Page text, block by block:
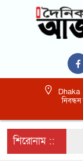
Dhaka
শিরোনাম ::